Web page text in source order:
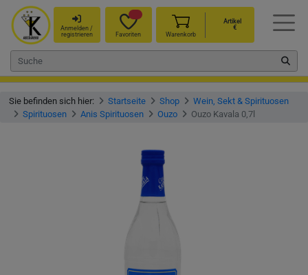
Anmelden /
registrieren
Favoriten Warenkorb
Artikel
€
Sie befinden sich hier: Startseite Shop
Wein, Sekt & Spirituosen
Spirituosen
Anis Spirituosen Ouzo Ouzo Kavala 0,7l